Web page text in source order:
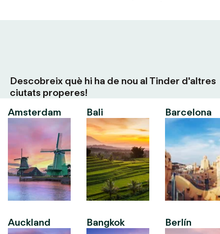
Descobreix què hi ha de nou al Tinder d'altres
ciutats properes!
Amsterdam
Auckland
Bali
Bangkok
Barcelona
Berlín